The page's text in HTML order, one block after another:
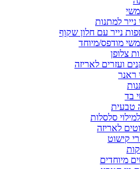
משי
נייר למתנות
נייר עם חלון שקוף
משי מודפס/מיוחד
צלופן
ועזרים לאריזה
ראנר
בד
טבעית
סלסלות
לאריזה
קישוט
מיוחדים